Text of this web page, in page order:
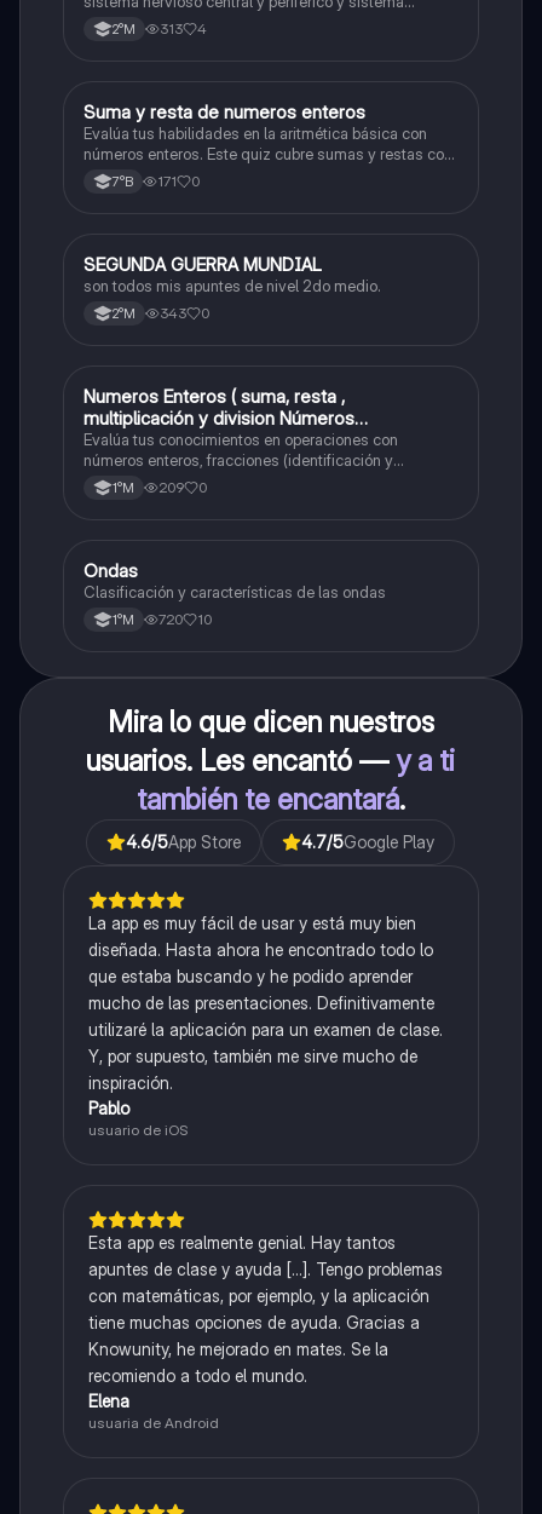
endocrino
2°M 313 4
SMatemáticas
Suma y resta de numeros enteros
Evalúa tus habilidades en la aritmética básica con
números enteros. Este quiz cubre sumas y restas con
números positivos y negativos.
7°B 171 0
Historia
SEGUNDA GUERRA MUNDIAL
son todos mis apuntes de nivel 2do medio.
2°M 343 0
Matemáticas
Numeros Enteros ( suma, resta ,
multiplicación y division Números
Fraccionarios si es Propia o Impropia o mixto
( suma , resta , multiplicación y división)
Porcentaje ( fracción, porcentual y decimal).
Evalúa tus conocimientos en operaciones con
números enteros, fracciones (identificación y
operaciones) y conversiones de porcentajes (fracción,
decimal y viceversa).
1°M 209 0
Física
Ondas
Clasificación y características de las ondas
1°M 720 10
Mira lo que dicen nuestros
usuarios. Les encantó —y a ti
también te encantará.
4.6/5App Store 4.7/5Google Play
La app es muy fácil de usar y está muy bien
diseñada. Hasta ahora he encontrado todo lo
que estaba buscando y he podido aprender
mucho de las presentaciones. Definitivamente
utilizaré la aplicación para un examen de clase.
Y, por supuesto, también me sirve mucho de
inspiración.
Pablo
usuario de iOS
Esta app es realmente genial. Hay tantos
apuntes de clase y ayuda [...]. Tengo problemas
con matemáticas, por ejemplo, y la aplicación
tiene muchas opciones de ayuda. Gracias a
Knowunity, he mejorado en mates. Se la
recomiendo a todo el mundo.
Elena
usuaria de Android